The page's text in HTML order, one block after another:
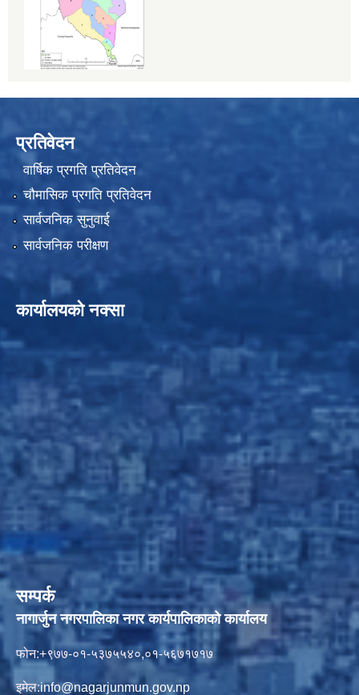
प्रतिवेदन
वार्षिक प्रगति प्रतिवेदन
चौमासिक प्रगति प्रतिवेदन
सार्वजनिक सुनुवाई
सार्वजनिक परीक्षण
कार्यालयको नक्सा
सम्पर्क
नागार्जुन नगरपालिका नगर कार्यपालिकाको कार्यालय
फोन:+९७७-०१-५३७५५४०,०१-५६७१७१७
इमेल:info@nagarjunmun.gov.np